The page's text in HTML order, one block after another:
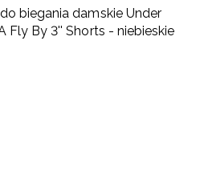
biegania damskie Under
Fly By 3'' Shorts - niebieskie